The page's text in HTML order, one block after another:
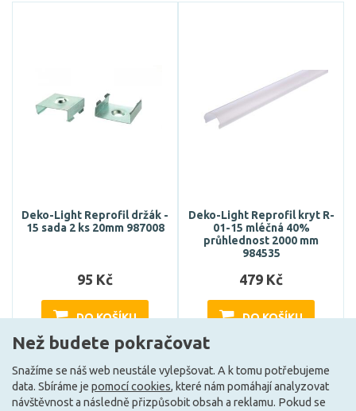
Deko-Light Reprofil držák -
15 sada 2 ks 20mm 987008
95 Kč
DO KOŠÍKU
Může být u Vás 17. 8.
Deko-Light Reprofil kryt R-
01-15 mléčná 40%
průhlednost 2000 mm
984535
479 Kč
DO KOŠÍKU
Může být u Vás 17. 8.
Než budete pokračovat
Snažíme se náš web neustále vylepšovat. A k tomu potřebujeme
data. Sbíráme je pomocí cookies, které nám pomáhají analyzovat
návštěvnost a následně přizpůsobit obsah a reklamu. Pokud se